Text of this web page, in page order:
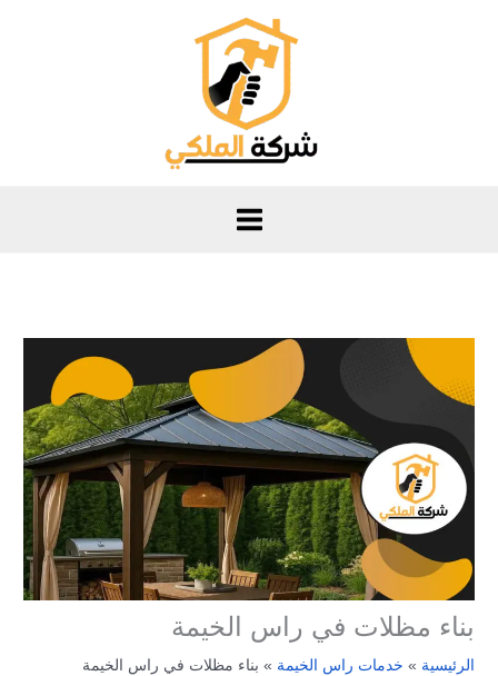
بناء مظلات في راس الخيمة
الرئيسية خدمات راس الخيمة بناء مظلات في راس الخيمة